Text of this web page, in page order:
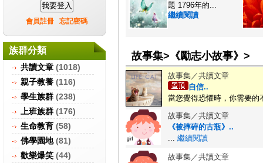
會員註冊 忘記密碼
族群分類
共讀文章 (1018)
親子教養 (116)
學生族群 (238)
上班族群 (176)
生命教育 (58)
佛學園地(81)
歡樂爆笑 (44)
題 1796年的...
繼續閱讀
故事集>《勵志小故事》>
故事集／共讀文章
自信..
當您覺得恐懼時，你需要
故事集／共讀文章
《被摔碎的古瓶》..
... 繼續閱讀
故事集／共讀文章